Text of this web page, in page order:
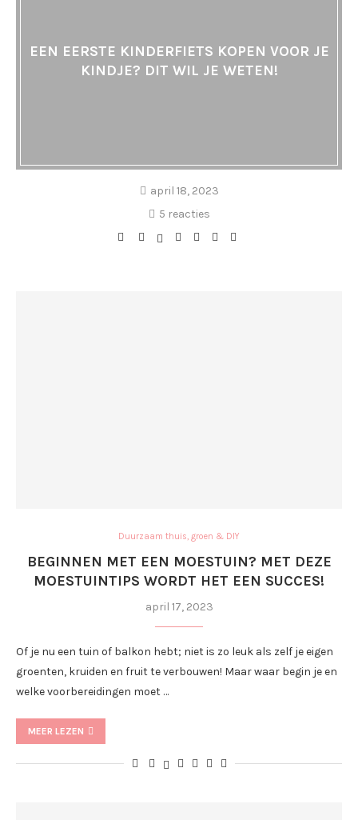
EEN EERSTE KINDERFIETS KOPEN VOOR JE
KINDJE? DIT WIL JE WETEN!
april 18, 2023
5 reacties
Duurzaam thuis, groen & DIY
BEGINNEN MET EEN MOESTUIN? MET DEZE
MOESTUINTIPS WORDT HET EEN SUCCES!
april 17, 2023
Of je nu een tuin of balkon hebt; niet is zo leuk als zelf je eigen
groenten, kruiden en fruit te verbouwen! Maar waar begin je en
welke voorbereidingen moet …
MEER LEZEN